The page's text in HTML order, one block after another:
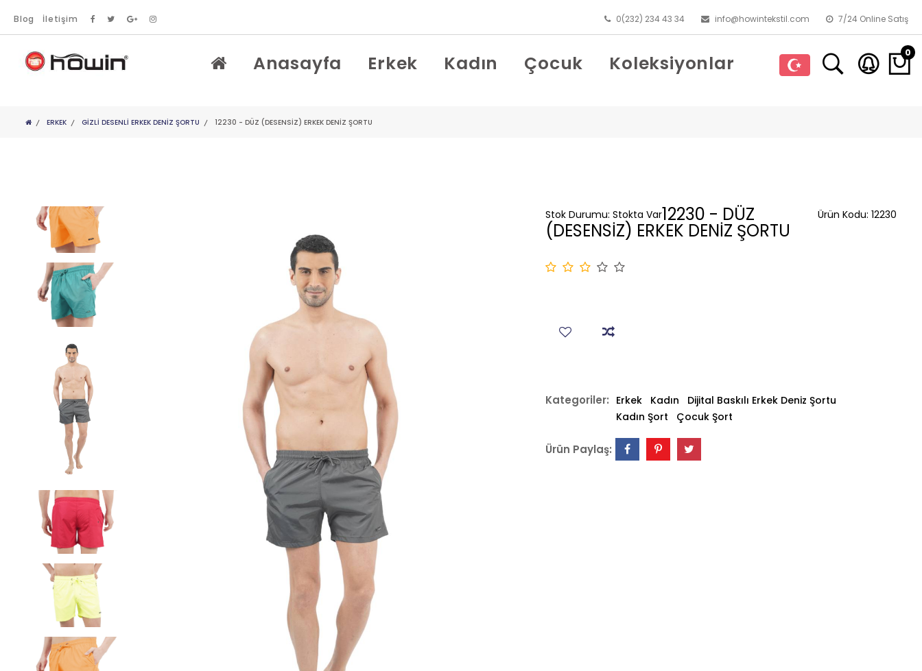
Blog İletişim 0(232) 234 43 34 info@howintekstil.com 7/24 Online Satış
Anasayfa Erkek Kadın Çocuk Koleksiyonlar 0
ERKEK GIZLI DESENLI ERKEK DENIZ ŞORTU 12230 - DÜZ (DESENSİZ) ERKEK DENİZ ŞORTU
Ürün Kodu: 12230
Stok Durumu:Stokta Var12230 - DÜZ
(DESENSİZ) ERKEK DENİZ ŞORTU
Kategoriler: Erkek Kadın
Dijital Baskılı Erkek Deniz Şortu
Kadın Şort
Çocuk Şort
Ürün Paylaş: